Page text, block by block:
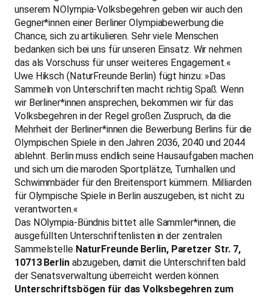
unserem NOlympia-Volksbegehren geben wir auch den
Gegner*innen einer Berliner Olympiabewerbung die
Chance, sich zu artikulieren. Sehr viele Menschen
bedanken sich bei uns für unseren Einsatz. Wir nehmen
das als Vorschuss für unser weiteres Engagement.«
Uwe Hiksch (NaturFreunde Berlin) fügt hinzu: »Das
Sammeln von Unterschriften macht richtig Spaß. Wenn
wir Berliner*innen ansprechen, bekommen wir für das
Volksbegehren in der Regel großen Zuspruch, da die
Mehrheit der Berliner*innen die Bewerbung Berlins für die
Olympischen Spiele in den Jahren 2036, 2040 und 2044
ablehnt. Berlin muss endlich seine Hausaufgaben machen
und sich um die maroden Sportplätze, Turnhallen und
Schwimmbäder für den Breitensport kümmern. Milliarden
für Olympische Spiele in Berlin auszugeben, ist nicht zu
verantworten.«
Das NOlympia-Bündnis bittet alle Sammler*innen, die
ausgefüllten Unterschriftenlisten in der zentralen
Sammelstelle NaturFreunde Berlin, Paretzer Str. 7,
10713 Berlinabzugeben, damit die Unterschriften bald
der Senatsverwaltung überreicht werden können.
Unterschriftsbögen für das Volksbegehren zum